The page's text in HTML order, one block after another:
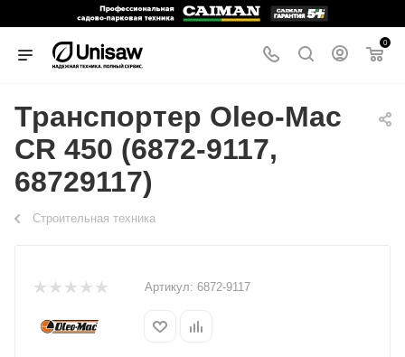
0
Транспортер Oleo-Mac
CR 450 (6872-9117,
68729117)
Строительная техника
Артикул: 6872-9117